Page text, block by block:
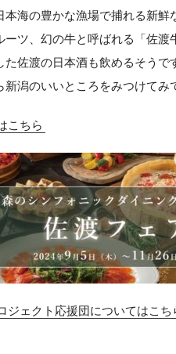
本海の豊かな漁場で捕れる新鮮
ーツ、幻の牛と呼ばれる「佐
佐渡の日本酒も飲めるそうで
潟のいいところをみつけてみ
こちら
ェクト応援団についてはこち